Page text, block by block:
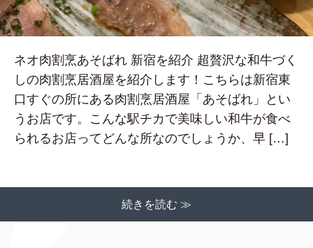
ネオ肉割烹あそばれ 新宿を紹介 超贅沢な和牛づく
しの肉割烹居酒屋を紹介します！こちらは新宿東
口すぐの所にある肉割烹居酒屋「あそばれ」とい
うお店です。こんな駅チカで美味しい和牛が食べ
られるお店ってどんな所なのでしょうか、早 […]
続きを読む ≫